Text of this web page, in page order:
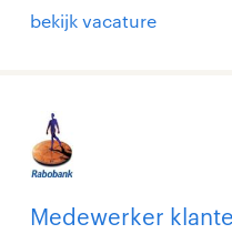
bekijk vacature
Medewerker